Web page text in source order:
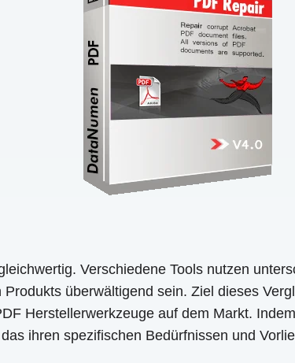
Verschiedene Tools nutzen
überwältigend sein. Ziel dieses
Herstellerwerkzeuge auf dem Markt.
ihren spezifischen Bedürfnissen und